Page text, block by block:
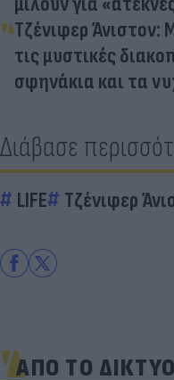
Τζένιφερ
τις μυστικές
σφηνάκια και τα
Διάβασε
LIFE Τζένιφερ
ΑΠΟ ΤΟ ΔΙΚΤΥΟ